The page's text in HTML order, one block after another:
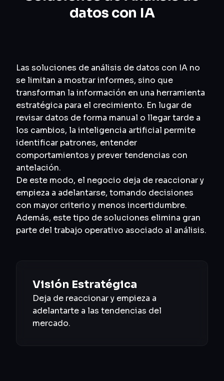
datos con IA
Las soluciones de análisis de datos con IA no
se limitan a mostrar informes, sino que
transforman la información en una herramienta
estratégica para el crecimiento. En lugar de
revisar datos de forma manual o llegar tarde a
los cambios, la inteligencia artificial permite
identificar patrones, entender
comportamientos y prever tendencias con
antelación.
De este modo, el negocio deja de reaccionar y
empieza a adelantarse, tomando decisiones
con mayor criterio y menos incertidumbre.
Además, este tipo de soluciones elimina gran
parte del trabajo operativo asociado al análisis.
Visión Estratégica
Deja de reaccionar y empieza a
adelantarte a las tendencias del
mercado.